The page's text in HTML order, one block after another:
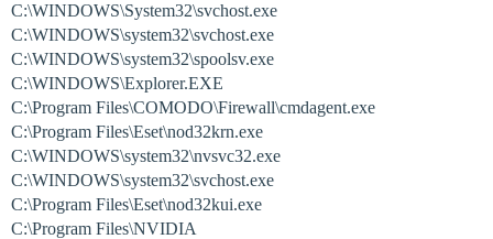
C:\WINDOWS\System32\svchost.exe
C:\WINDOWS\system32\svchost.exe
C:\WINDOWS\system32\spoolsv.exe
C:\WINDOWS\Explorer.EXE
C:\Program Files\COMODO\Firewall\cmdagent.exe
C:\Program Files\Eset\nod32krn.exe
C:\WINDOWS\system32\nvsvc32.exe
C:\WINDOWS\system32\svchost.exe
C:\Program Files\Eset\nod32kui.exe
C:\Program Files\NVIDIA